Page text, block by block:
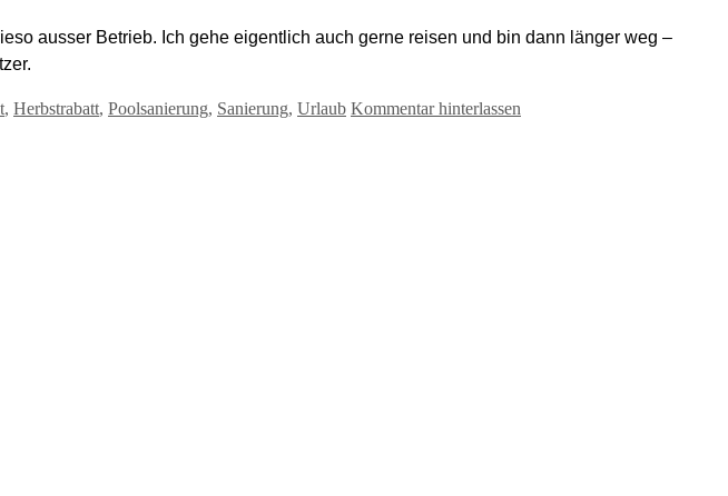
ausser Betrieb. Ich gehe eigentlich auch gerne reisen und bin dann länger weg –
, Herbstrabatt, Poolsanierung, Sanierung, Urlaub Kommentar hinterlassen